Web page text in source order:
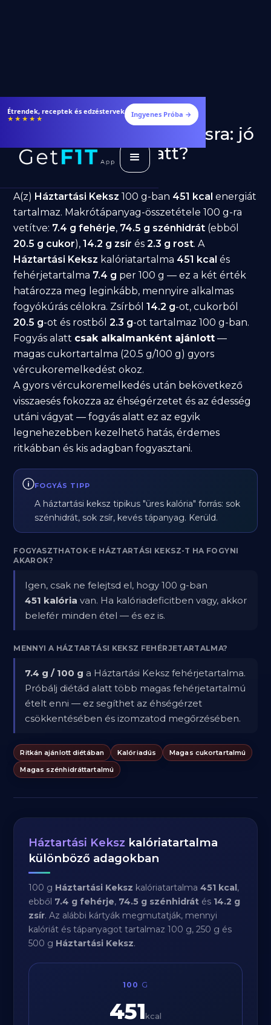
Étrendek, receptek és edzéstervek
★★★★★ Ingyenes Próba →
Háztartási Keksz fogyásra: jó
választás diéta alatt?
A(z) Háztartási Keksz 100 g-ban 451 kcal energiát
tartalmaz. Makrótápanyag-összetétele 100 g-ra
vetítve: 7.4 g fehérje, 74.5 g szénhidrát (ebből
20.5 g cukor),14.2 g zsír és2.3 g rost. A
Háztartási Keksz kalóriatartalma 451 kcal és
fehérjetartalma 7.4 g per 100 g — ez a két érték
határozza meg leginkább, mennyire alkalmas
fogyókúrás célokra. Zsírból14.2 g-ot, cukorból
20.5 g-ot és rostból2.3 g-ot tartalmaz 100 g-ban.
Fogyás alatt csak alkalmanként ajánlott —
magas cukortartalma (20.5 g/100 g) gyors
vércukoremelkedést okoz.
A gyors vércukoremelkedés után bekövetkező
visszaesés fokozza az éhségérzetet és az édesség
utáni vágyat — fogyás alatt ez az egyik
legnehezebben kezelhető hatás, érdemes
ritkábban és kis adagban fogyasztani.
FOGYÁS TIPP
A háztartási keksz tipikus "üres kalória" forrás: sok
szénhidrát, sok zsír, kevés tápanyag. Kerüld.
FOGYASZTHATOK-E HÁZTARTÁSI KEKSZ-T HA FOGYNI
AKAROK?
Igen, csak ne felejtsd el, hogy 100 g-ban
451 kalória van. Ha kalóriadeficitben vagy, akkor
belefér minden étel — és ez is.
MENNYI A HÁZTARTÁSI KEKSZ FEHÉRJETARTALMA?
7.4 g / 100 g a Háztartási Keksz fehérjetartalma.
Próbálj diétád alatt több magas fehérjetartalmú
ételt enni — ez segíthet az éhségérzet
csökkentésében és izomzatod megőrzésében.
Ritkán ajánlott diétában Kalóriadús
Magas cukortartalmú
Magas szénhidráttartalmú
Háztartási Keksz kalóriatartalma
különböző adagokban
100 g Háztartási Keksz kalóriatartalma451 kcal,
ebből 7.4 g fehérje, 74.5 g szénhidrát és 14.2 g
zsír. Az alábbi kártyák megmutatják, mennyi
kalóriát és tápanyagot tartalmaz 100 g, 250 g és
500 g Háztartási Keksz.
100 G
451 kcal